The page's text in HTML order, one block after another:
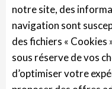
notre site, des
navigation sont
des fichiers «
sous réserve de vos
d’optimiser votre